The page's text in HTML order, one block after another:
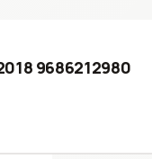
9686212980